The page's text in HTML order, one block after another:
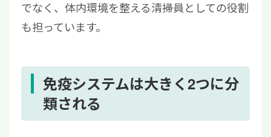
でなく、体内環境を整える清掃員としての役割
も担っています。
免疫システムは大きく2つに分
類される